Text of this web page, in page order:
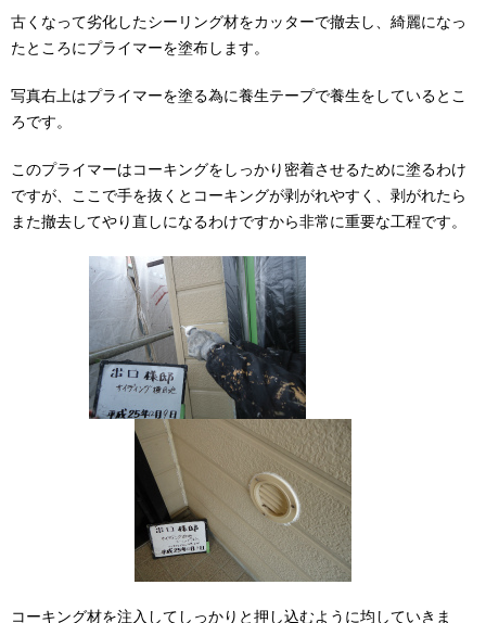
古くなって劣化したシーリング材をカッターで撤去し、綺麗になっ
たところにプライマーを塗布します。
写真右上はプライマーを塗る為に養生テープで養生をしているとこ
ろです。
このプライマーはコーキングをしっかり密着させるために塗るわけ
ですが、ここで手を抜くとコーキングが剥がれやすく、剥がれたら
また撤去してやり直しになるわけですから非常に重要な工程です。
コーキング材を注入してしっかりと押し込むように均していきま